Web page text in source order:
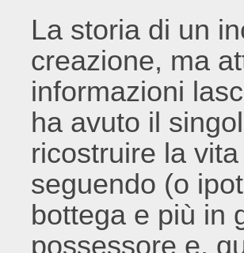
La storia di un
creazione, ma
informazioni
ha avuto il
ricostruire la
seguendo (o
bottega e più in
possessore e,